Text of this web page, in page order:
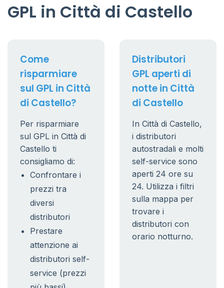
GPL in Città di Castello
Come
risparmiare
sul GPL in Città
di Castello?
Per risparmiare
sul GPL in Città di
Castello ti
consigliamo di:
Confrontare i
prezzi tra
diversi
distributori
Prestare
attenzione ai
distributori self-
service (prezzi
Distributori
GPL aperti di
notte in Città
di Castello
In Città di Castello,
i distributori
autostradali e molti
self-service sono
aperti 24 ore su
24. Utilizza i filtri
sulla mappa per
trovare i
distributori con
orario notturno.